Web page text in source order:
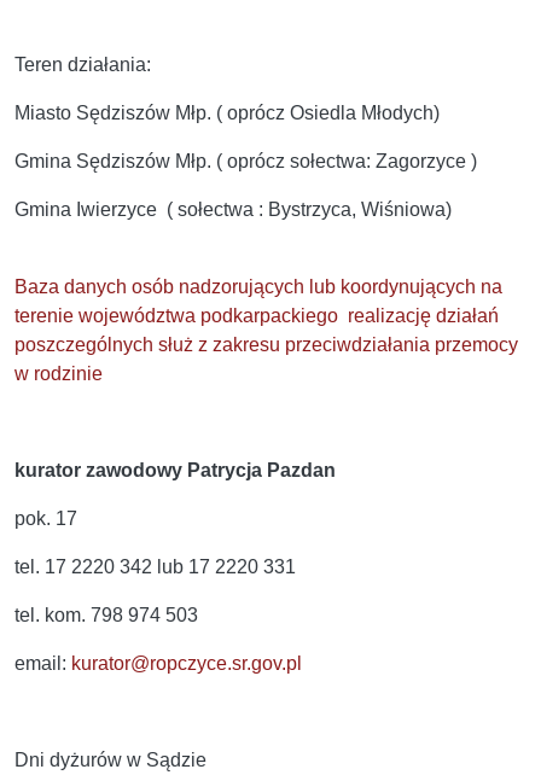
Teren działania:
Miasto Sędziszów Młp. ( oprócz Osiedla Młodych)
Gmina Sędziszów Młp. ( oprócz sołectwa: Zagorzyce )
Gmina Iwierzyce ( sołectwa : Bystrzyca, Wiśniowa)
Baza danych osób nadzorujących lub koordynujących na
terenie województwa podkarpackiego realizację działań
poszczególnych służ z zakresu przeciwdziałania przemocy
w rodzinie
kurator zawodowy Patrycja Pazdan
pok. 17
tel. 17 2220 342 lub 17 2220 331
tel. kom. 798 974 503
email: kurator@ropczyce.sr.gov.pl
Dni dyżurów w Sądzie